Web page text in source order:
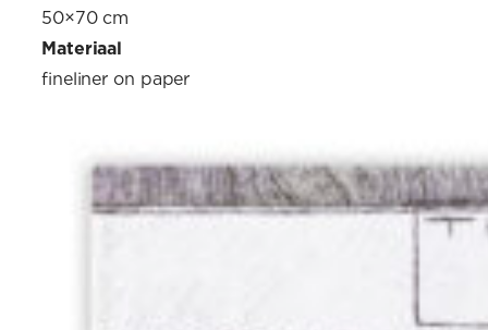
50×70 cm
Materiaal
fineliner on paper